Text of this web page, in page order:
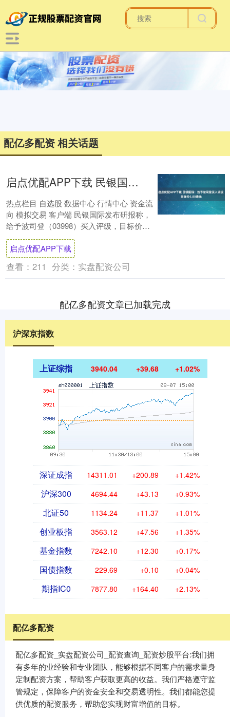
配亿多配资 相关话题
启点优配APP下载 民银国际：给予波司登买入评级 目标价5.80港元
热点栏目 自选股 数据中心 行情中心 资金流
向 模拟交易 客户端 民银国际发布研报称，
给予波司登（03998）买入评级，目标价
5.80港元。该行认为公司股息率吸....
启点优配APP下载
查看： 211 分类： 实盘配资公司
配亿多配资文章已加载完成
沪深京指数
上证综指 3940.04 +39.68 +1.02%
深证成指 14311.01 +200.89 +1.42%
沪深300 4694.44 +43.13 +0.93%
北证50 1134.24 +11.37 +1.01%
创业板指 3563.12 +47.56 +1.35%
基金指数 7242.10 +12.30 +0.17%
国债指数 229.69 +0.10 +0.04%
期指IC0 7877.80 +164.40 +2.13%
配亿多配资
配亿多配资_实盘配资公司_配资查询_配资炒股平台:我们拥
有多年的业经验和专业团队，能够根据不同客户的需求量身
定制配资方案，帮助客户获取更高的收益。我们严格遵守监
管规定，保障客户的资金安全和交易透明性。我们都能您提
供优质的配资服务，帮助您实现财富增值的目标。